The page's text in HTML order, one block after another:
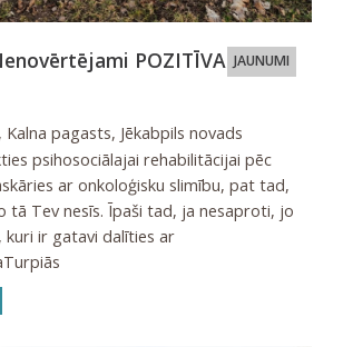
JAUNUMI
POZITĪVA
Kalna pagasts, Jēkabpils novads
psihosociālajai rehabilitācijai pēc
ar onkoloģisku slimību, pat tad,
tā Tev nesīs. Īpaši tad, ja nesaproti, jo
kuri ir gatavi dalīties ar